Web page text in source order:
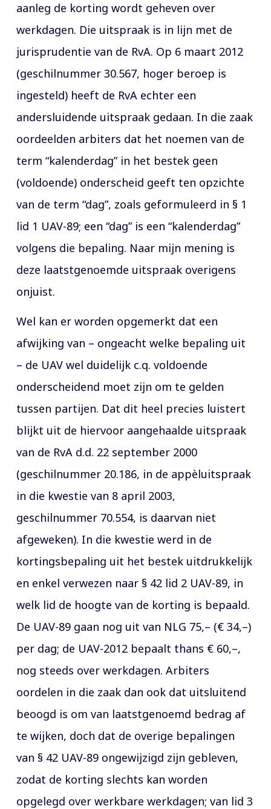
aanleg de korting wordt geheven over
werkdagen. Die uitspraak is in lijn met de
jurisprudentie van de RvA. Op 6 maart 2012
(geschilnummer 30.567, hoger beroep is
ingesteld) heeft de RvA echter een
andersluidende uitspraak gedaan. In die zaak
oordeelden arbiters dat het noemen van de
term “kalenderdag” in het bestek geen
(voldoende) onderscheid geeft ten opzichte
van de term “dag”, zoals geformuleerd in § 1
lid 1 UAV-89; een “dag” is een “kalenderdag”
volgens die bepaling. Naar mijn mening is
deze laatstgenoemde uitspraak overigens
onjuist.
Wel kan er worden opgemerkt dat een
afwijking van – ongeacht welke bepaling uit
– de UAV wel duidelijk c.q. voldoende
onderscheidend moet zijn om te gelden
tussen partijen. Dat dit heel precies luistert
blijkt uit de hiervoor aangehaalde uitspraak
van de RvA d.d. 22 september 2000
(geschilnummer 20.186, in de appèluitspraak
in die kwestie van 8 april 2003,
geschilnummer 70.554, is daarvan niet
afgeweken). In die kwestie werd in de
kortingsbepaling uit het bestek uitdrukkelijk
en enkel verwezen naar § 42 lid 2 UAV-89, in
welk lid de hoogte van de korting is bepaald.
De UAV-89 gaan nog uit van NLG 75,– (€ 34,–)
per dag; de UAV-2012 bepaalt thans € 60,–,
nog steeds over werkdagen. Arbiters
oordelen in die zaak dan ook dat uitsluitend
beoogd is om van laatstgenoemd bedrag af
te wijken, doch dat de overige bepalingen
van § 42 UAV-89 ongewijzigd zijn gebleven,
zodat de korting slechts kan worden
opgelegd over werkbare werkdagen; van lid 3